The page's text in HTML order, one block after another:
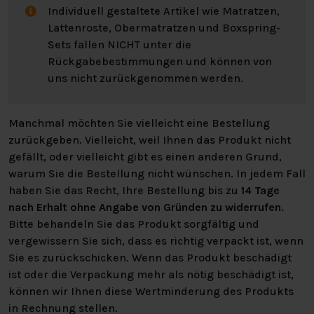
als Experte für Schlafkomfort etabliert, mit einem
starken Fokus auf Innovation und Nachhaltigkeit.
Jede Matratze wird mit Sorgfalt in der modernen
Produktionsstätte des Unternehmens entworfen und
Technologien kombiniert werden. Van Landschoot steht
für Qualität, Handwerkskunst und Vertrauen, was sich
in jedem Detail ihrer Matratzen widerspiegelt.
GEBRAUCH UND PFLEGE
Diese Matratze ist so konzipiert, dass sie um 180 Grad
gedreht werden kann (Fußende zum Kopfende), aber
nur auf einer Seite verwendet wird. Dies erleichtert die
Pflege und sorgt dafür, dass die Matratze ihre optimale
Leistung behält.
Individuell gestaltete Artikel wie Matratzen,
Lattenroste, Obermatratzen und Boxspring-
Sets fallen NICHT unter die
Rückgabebestimmungen und können von
uns nicht zurückgenommen werden.
Manchmal möchten Sie vielleicht eine Bestellung
zurückgeben. Vielleicht, weil Ihnen das Produkt nicht
gefällt, oder vielleicht gibt es einen anderen Grund,
warum Sie die Bestellung nicht wünschen. In jedem Fall
haben Sie das Recht, Ihre Bestellung bis zu 14 Tage
nach Erhalt ohne Angabe von Gründen zu widerrufen.
Bitte behandeln Sie das Produkt sorgfältig und
vergewissern Sie sich, dass es richtig verpackt ist, wenn
Sie es zurückschicken. Wenn das Produkt beschädigt
ist oder die Verpackung mehr als nötig beschädigt ist,
können wir Ihnen diese Wertminderung des Produkts
in Rechnung stellen.